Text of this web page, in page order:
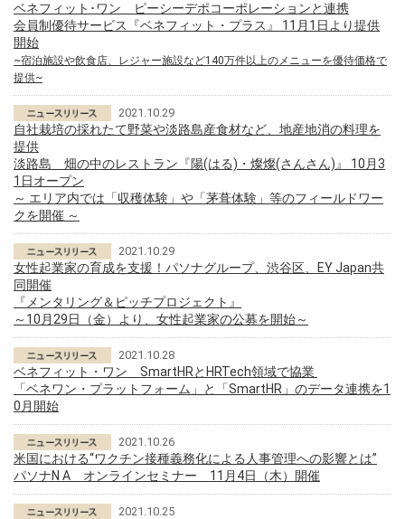
ベネフィット･ワン ピーシーデポコーポレーションと連携
会員制優待サービス『ベネフィット・プラス』 11月1日より提供
開始
~宿泊施設や飲食店、レジャー施設など140万件以上のメニューを優待価格で
提供~
2021.10.29
自社栽培の採れたて野菜や淡路島産食材など、地産地消の料理を
提供
淡路島 畑の中のレストラン『陽(はる)・燦燦(さんさん)』 10月3
1日オープン
～ エリア内では「収穫体験」や「茅葺体験」等のフィールドワー
クを開催 ～
2021.10.29
女性起業家の育成を支援！パソナグループ、渋谷区、EY Japan共
同開催
『メンタリング＆ピッチプロジェクト』
～10月29日（金）より、女性起業家の公募を開始～
2021.10.28
ベネフィット・ワン SmartHRとHRTech領域で協業
「ベネワン・プラットフォーム」と「SmartHR」のデータ連携を1
0月開始
2021.10.26
米国における“ワクチン接種義務化による人事管理への影響とは”
パソナN A オンラインセミナー 11月4日（木）開催
2021.10.25